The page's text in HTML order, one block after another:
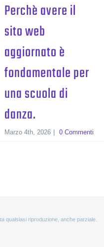
Perchè avere il
sito web
aggiornato è
fondamentale per
una scuola di
danza.
Marzo 4th, 2026 0 Commenti
riproduzione, anche parziale.